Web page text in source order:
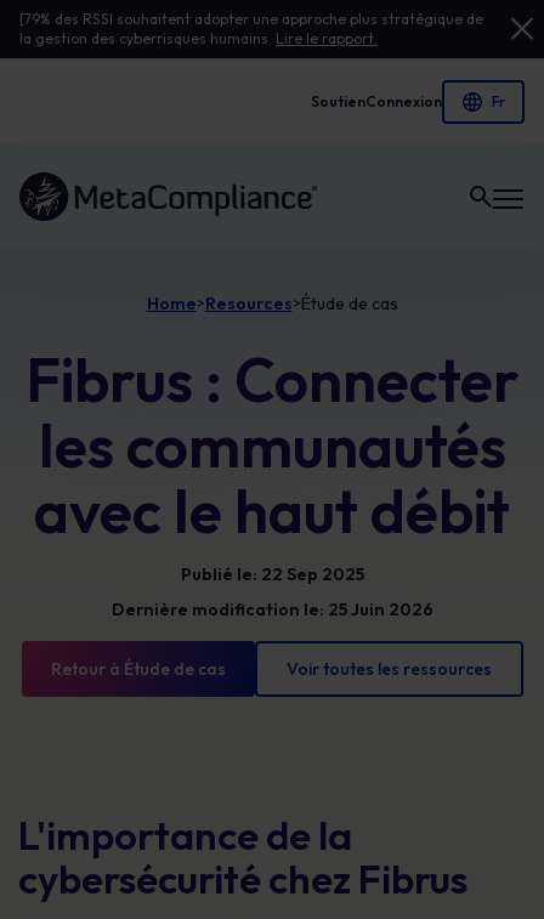
[79% des RSSI souhaitent adopter une approche plus stratégique de
la gestion des cyberrisques humains. Lire le rapport.
SoutienConnexion
Lien vers la page d'accueil
Home>Resources>Étude de cas
Fibrus : Connecter
les communautés
avec le haut débit
Publié le: 22 Sep 2025
Dernière modification le: 25 Juin 2026
Retour à Étude de cas Voir toutes les ressources
L'importance de la
cybersécurité chez Fibrus